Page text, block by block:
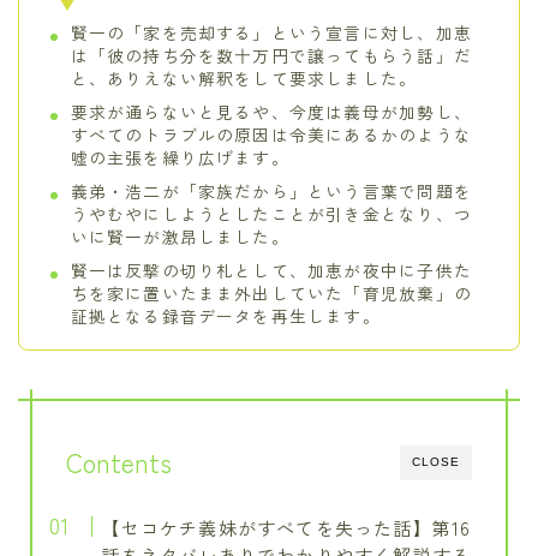
賢一の「家を売却する」という宣言に対し、加恵
は「彼の持ち分を数十万円で譲ってもらう話」だ
と、ありえない解釈をして要求しました。
要求が通らないと見るや、今度は義母が加勢し、
すべてのトラブルの原因は令美にあるかのような
嘘の主張を繰り広げます。
義弟・浩二が「家族だから」という言葉で問題を
うやむやにしようとしたことが引き金となり、つ
いに賢一が激昂しました。
賢一は反撃の切り札として、加恵が夜中に子供た
ちを家に置いたまま外出していた「育児放棄」の
証拠となる録音データを再生します。
CLOSE
Contents
【セコケチ義妹がすべてを失った話】第16